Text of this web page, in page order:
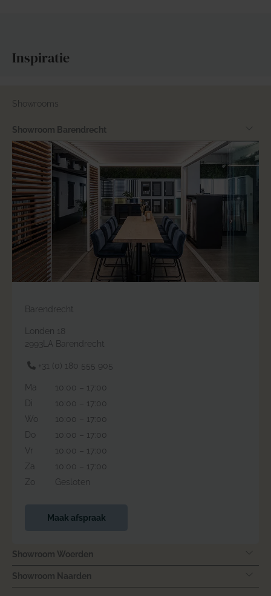
Inspiratie
Showrooms
Showroom Barendrecht
Barendrecht
Londen 18
2993LA Barendrecht
+31 (0) 180 555 905
Ma
10:00 – 17:00
Di
10:00 – 17:00
Wo
10:00 – 17:00
Do
10:00 – 17:00
Vr
10:00 – 17:00
Za
10:00 – 17:00
Zo
Gesloten
Maak afspraak
Showroom Woerden
Showroom Naarden